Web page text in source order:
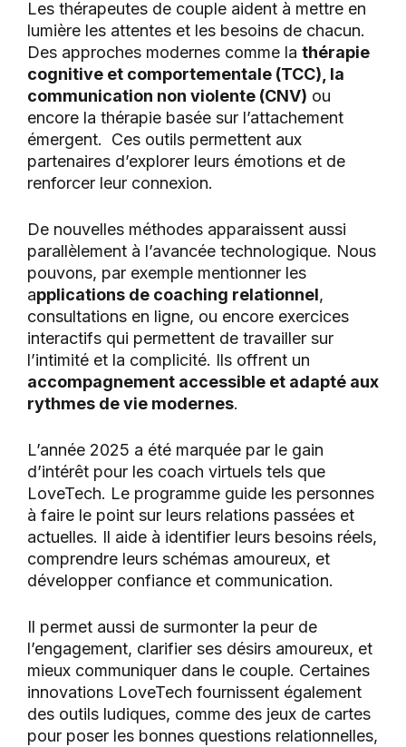
Les thérapeutes de couple aident à mettre en
lumière les attentes et les besoins de chacun.
Des approches modernes comme la thérapie
cognitive et comportementale (TCC), la
communication non violente (CNV) ou
encore la thérapie basée sur l’attachement
émergent. Ces outils permettent aux
partenaires d’explorer leurs émotions et de
renforcer leur connexion.
De nouvelles méthodes apparaissent aussi
parallèlement à l’avancée technologique. Nous
pouvons, par exemple mentionner les
applications de coaching relationnel,
consultations en ligne, ou encore exercices
interactifs qui permettent de travailler sur
l’intimité et la complicité. Ils offrent un
accompagnement accessible et adapté aux
rythmes de vie modernes.
L’année 2025 a été marquée par le gain
d’intérêt pour les coach virtuels tels que
LoveTech. Le programme guide les personnes
à faire le point sur leurs relations passées et
actuelles. Il aide à identifier leurs besoins réels,
comprendre leurs schémas amoureux, et
développer confiance et communication.
Il permet aussi de surmonter la peur de
l’engagement, clarifier ses désirs amoureux, et
mieux communiquer dans le couple. Certaines
innovations LoveTech fournissent également
des outils ludiques, comme des jeux de cartes
pour poser les bonnes questions relationnelles,